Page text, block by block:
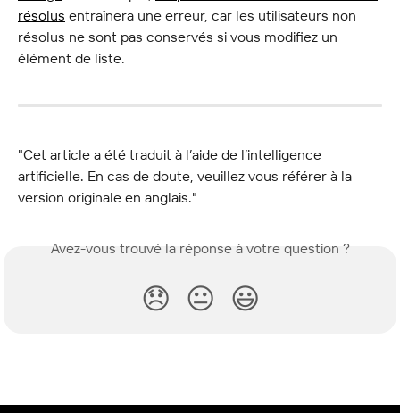
résolus entraînera une erreur, car les utilisateurs non
résolus ne sont pas conservés si vous modifiez un
élément de liste.
"Cet article a été traduit à l’aide de l’intelligence
artificielle. En cas de doute, veuillez vous référer à la
version originale en anglais."
Avez-vous trouvé la réponse à votre question ?
😞 😐 😃